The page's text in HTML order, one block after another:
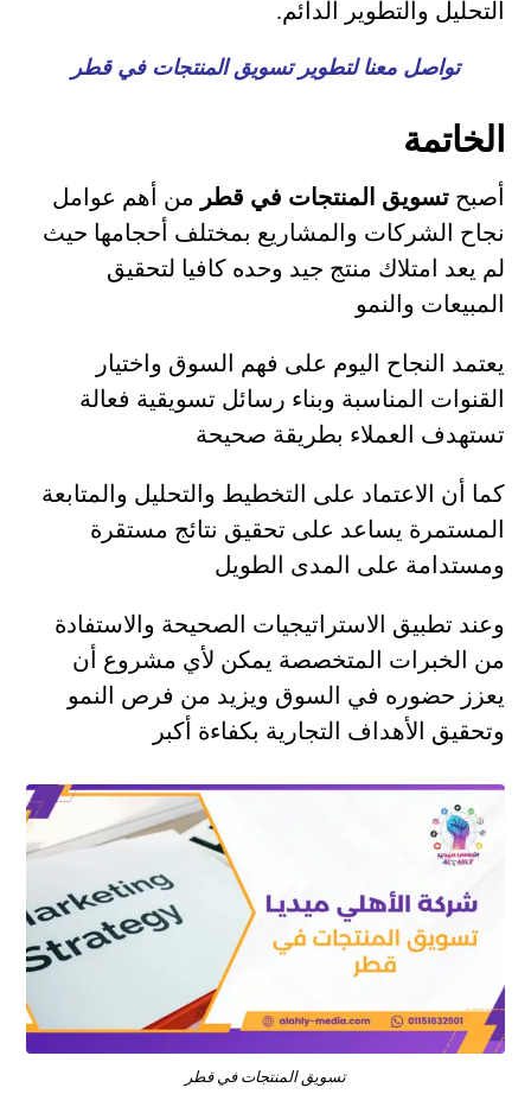
التحليل والتطوير الدائم.
تواصل معنا لتطوير تسويق المنتجات في قطر
الخاتمة
أصبحتسويق المنتجات في قطر من أهم عوامل
نجاح الشركات والمشاريع بمختلف أحجامها حيث
لم يعد امتلاك منتج جيد وحده كافيا لتحقيق
المبيعات والنمو
يعتمد النجاح اليوم على فهم السوق واختيار
القنوات المناسبة وبناء رسائل تسويقية فعالة
تستهدف العملاء بطريقة صحيحة
كما أن الاعتماد على التخطيط والتحليل والمتابعة
المستمرة يساعد على تحقيق نتائج مستقرة
ومستدامة على المدى الطويل
وعند تطبيق الاستراتيجيات الصحيحة والاستفادة
من الخبرات المتخصصة يمكن لأي مشروع أن
يعزز حضوره في السوق ويزيد من فرص النمو
وتحقيق الأهداف التجارية بكفاءة أكبر
تسويق المنتجات في قطر